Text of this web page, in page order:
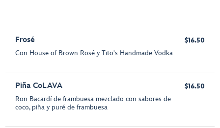
Frosé
Con House of Brown Rosé y Tito's Handmade Vodka
$16.50
Piña CoLAVA
Ron Bacardí de frambuesa mezclado con sabores de
coco, piña y puré de frambuesa
$16.50